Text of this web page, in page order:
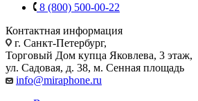
8 (800) 500-00-22
Контактная информация
г. Санкт-Петербург,
Торговый Дом купца Яковлева, 3 этаж,
ул. Садовая, д. 38, м. Сенная площадь
info@miraphone.ru